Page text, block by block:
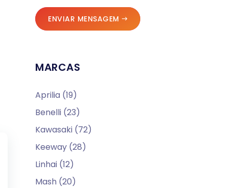
ENVIAR MENSAGEM
MARCAS
Aprilia (19)
Benelli (23)
Kawasaki (72)
Keeway (28)
Linhai (12)
Mash (20)